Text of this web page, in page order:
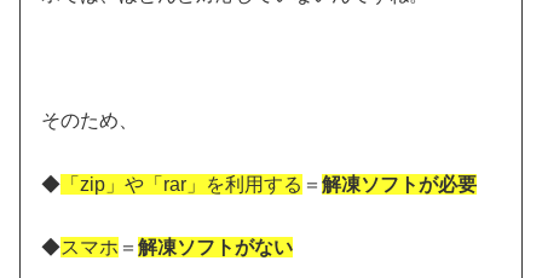
そのため、
◆ 「zip」や「rar」を利用する ＝解凍ソフトが必要
◆スマホ ＝解凍ソフトがない